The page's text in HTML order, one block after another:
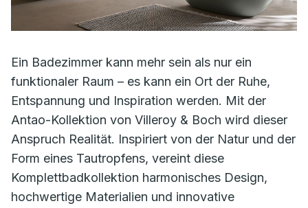
Ein Badezimmer kann mehr sein als nur ein
funktionaler Raum – es kann ein Ort der Ruhe,
Entspannung und Inspiration werden. Mit der
Antao-Kollektion von Villeroy & Boch wird dieser
Anspruch Realität. Inspiriert von der Natur und der
Form eines Tautropfens, vereint diese
Komplettbadkollektion harmonisches Design,
hochwertige Materialien und innovative